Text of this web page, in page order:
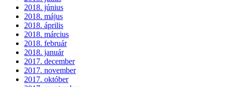
2018. június
2018. május
2018. április
2018. március
2018. február
2018. január
2017. december
2017. november
2017. október